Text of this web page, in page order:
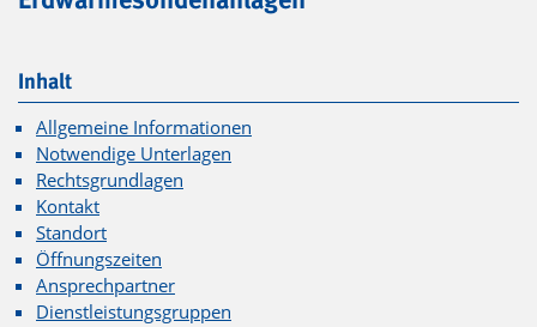
Inhalt
Allgemeine Informationen
Notwendige Unterlagen
Rechtsgrundlagen
Kontakt
Standort
Öffnungszeiten
Ansprechpartner
Dienstleistungsgruppen